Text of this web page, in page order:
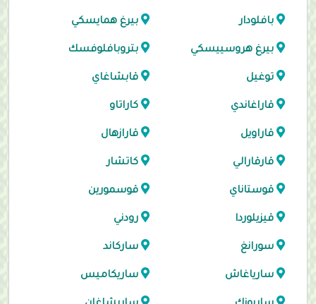
بافلودار بيرغ همايسكي
بيرغ هروسييسكي بتروبافلوفسك
توغيل قابشاغاي
قاراغاندي كاراتاو
قاراويل قارازهال
قارقارالي كاتشار
قوستاناي قوسمورين
قيزيلوردا رودني
سورانغ ساركاند
سارياغاش ساريكاميس